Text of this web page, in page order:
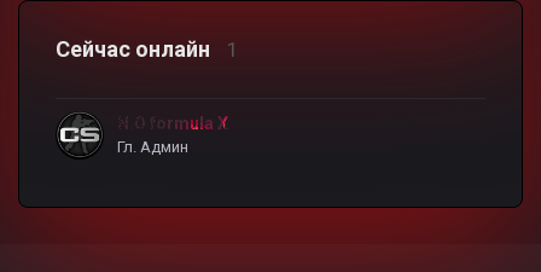
Сейчас онлайн 1
N.O formula X
Гл. Админ